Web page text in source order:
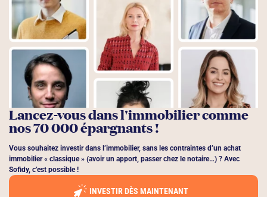
Lancez-vous dans l'immobilier comme
nos 70 000 épargnants !
Vous souhaitez investir dans l’immobilier, sans les contraintes d’un achat
immobilier « classique » (avoir un apport, passer chez le notaire…) ? Avec
Sofidy, c’est possible !
INVESTIR DÈS MAINTENANT